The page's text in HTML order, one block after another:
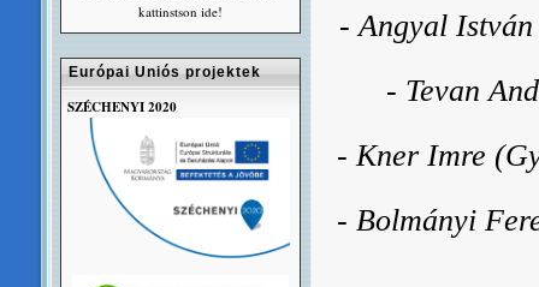
- Angyal
- Tevan
- Kner Imre
- Bolmányi
kattinstson ide!
Európai Uniós projektek
SZÉCHENYI 2020